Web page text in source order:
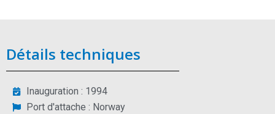
Détails techniques
Inauguration : 1994
Port d'attache : Norway